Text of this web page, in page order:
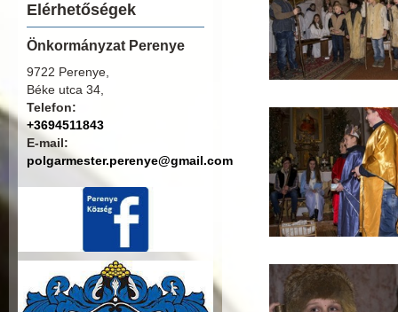
Elérhetőségek
Önkormányzat Perenye
9722 Perenye,
Béke utca 34,
Telefon:
+3694511843
E-mail:
polgarmester.perenye@gmail.com